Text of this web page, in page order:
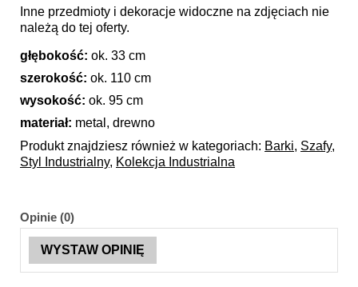
Inne przedmioty i dekoracje widoczne na zdjęciach nie
należą do tej oferty.
głębokość: ok. 33 cm
szerokość: ok. 110 cm
wysokość: ok. 95 cm
materiał: metal, drewno
Produkt znajdziesz również w kategoriach: Barki, Szafy,
Styl Industrialny, Kolekcja Industrialna
Opinie (0)
WYSTAW OPINIĘ